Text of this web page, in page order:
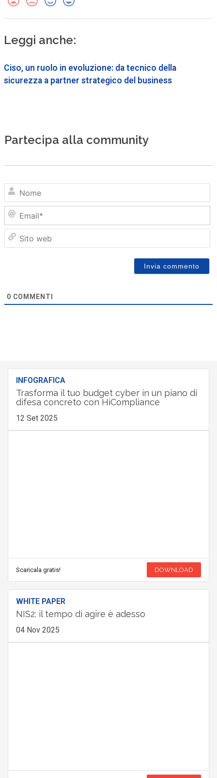
Leggi anche:
Ciso, un ruolo in evoluzione: da tecnico della
sicurezza a partner strategico del business
Partecipa alla community
0 COMMENTI
INFOGRAFICA
Trasforma il tuo budget cyber in un piano di
difesa concreto con HiCompliance
12 Set 2025
Scaricala gratis! DOWNLOAD
WHITE PAPER
NIS2: il tempo di agire è adesso
04 Nov 2025